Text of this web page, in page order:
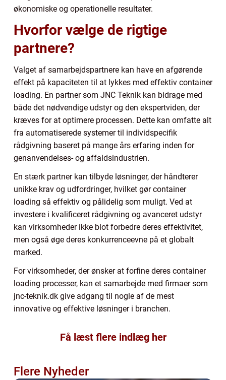
økonomiske og operationelle resultater.
Hvorfor vælge de rigtige
partnere?
Valget af samarbejdspartnere kan have en afgørende
effekt på kapaciteten til at lykkes med effektiv container
loading. En partner som JNC Teknik kan bidrage med
både det nødvendige udstyr og den ekspertviden, der
kræves for at optimere processen. Dette kan omfatte alt
fra automatiserede systemer til individspecifik
rådgivning baseret på mange års erfaring inden for
genanvendelses- og affaldsindustrien.
En stærk partner kan tilbyde løsninger, der håndterer
unikke krav og udfordringer, hvilket gør container
loading så effektiv og pålidelig som muligt. Ved at
investere i kvalificeret rådgivning og avanceret udstyr
kan virksomheder ikke blot forbedre deres effektivitet,
men også øge deres konkurrenceevne på et globalt
marked.
For virksomheder, der ønsker at forfine deres container
loading processer, kan et samarbejde med firmaer som
jnc-teknik.dk give adgang til nogle af de mest
innovative og effektive løsninger i branchen.
Få læst flere indlæg her
Flere Nyheder